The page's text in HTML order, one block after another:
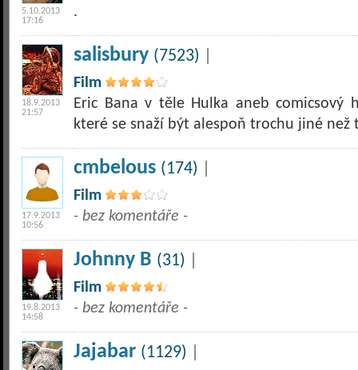
5.10.2013
17:16
.
18.9.2013
21:57
salisbury (7523)
Film
Eric Bana v těle Hulka aneb comicsový
které se snaží být alespoň trochu jiné než
17.9.2013
10:56
cmbelous (174)
Film
- bez komentáře -
19.8.2013
14:58
Johnny B (31)
Film
- bez komentáře -
Jajabar (1129)